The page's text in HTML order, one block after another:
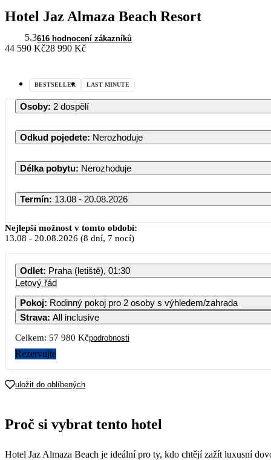
Hotel Jaz Almaza Beach Resort
5.3616 hodnocení zákazníků
44 590 Kč28 990 Kč
BESTSELLER LAST MINUTE
Osoby: 2 dospělí
Odkud pojedete: Nerozhoduje
Délka pobytu: Nerozhoduje
Termín: 13.08 - 20.08.2026
Srpen
PO ÚT ST ČT
32 790
Nejlepší možnost v tomto období:
13.08 - 20.08.2026 (8 dní, 7 nocí)
Odlet: Praha (letiště), 01:30
Letový řád
Pokoj: Rodinný pokoj pro 2 osoby s výhledem/zahrada
Strava: All inclusive
Celkem: 57 980 Kčpodrobnosti
Rezervujte
uložit do oblíbených
Proč si vybrat tento hotel
Hotel Jaz Almaza Beach je ideální pro ty, kdo chtějí zažít luxusní